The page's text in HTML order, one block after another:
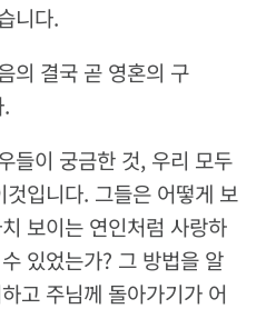
니다.
의 결국 곧 영혼의 구
들이 궁금한 것, 우리 모두
입니다. 그들은 어떻게 보
보이는 연인처럼 사랑하
있었는가? 그 방법을 알
고 주님께 돌아가기가 어